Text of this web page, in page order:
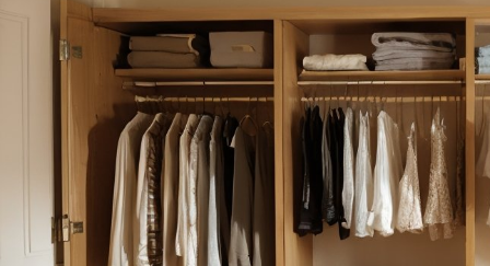
Гостиная: как
зоны отдыха